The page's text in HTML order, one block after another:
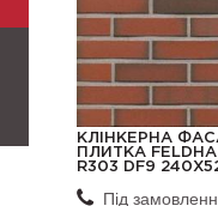
КЛІНКЕРНА
ПЛИТКА
R303 DF9
Під